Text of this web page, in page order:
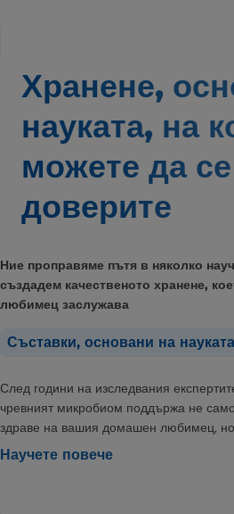
Хранене,
науката, на
можете да се
доверите
Ние проправяме пътя в няколко
създадем качественото хранене,
любимец заслужава
Съставки, основани на науката
След години на изследвания
чревният микробиом поддържа не
здраве на вашия домашен любимец, но
Научете повече